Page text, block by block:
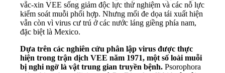
vắc-xin VEE sống giảm độc lực thử nghiệm và các nỗ lực
kiểm soát muỗi phối hợp. Nhưng mối đe dọa tái xuất hiện
vẫn còn vì virus cư trú ở các nước láng giềng phía nam,
đặc biệt là Mexico.
Dựa trên các nghiên cứu phân lập virus được thực
hiện trong trận dịch VEE năm 1971, một số loài muỗi
bị nghi ngờ là vật trung gian truyền bệnh. Psorophora